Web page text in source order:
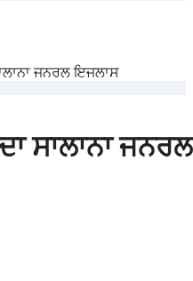
ਜਨਰਲ ਇਜਲਾਸ
ਸਾਲਾਨਾ